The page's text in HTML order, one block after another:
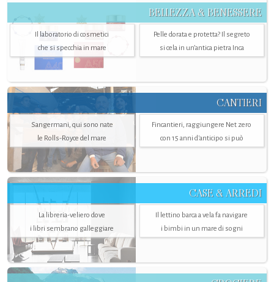
BELLEZZA & BENESSERE
Il laboratorio di cosmetici
che si specchia in mare
Pelle dorata e protetta? Il segreto
si cela in un’antica pietra Inca
CANTIERI
Sangermani, qui sono nate
le Rolls-Royce del mare
Fincantieri, raggiungere Net zero
con 15 anni d'anticipo si può
CASE & ARREDI
La libreria-veliero dove
i libri sembrano galleggiare
Il lettino barca a vela fa navigare
i bimbi in un mare di sogni